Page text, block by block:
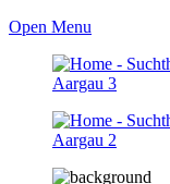
Open Menu